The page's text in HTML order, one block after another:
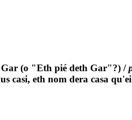
(o "Eth pié deth Gar"?) /
casi, eth nom dera casa